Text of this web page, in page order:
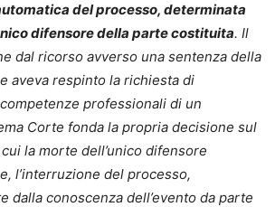
del processo, determinata
difensore della parte costituita. Il
dal ricorso avverso una sentenza della
aveva respinto la richiesta di
professionali di un
Corte fonda la propria decisione sul
la morte dell’unico difensore
l’interruzione del processo,
dalla conoscenza dell’evento da parte